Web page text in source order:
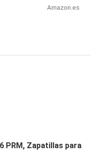
Amazon.es
PRM, Zapatillas para